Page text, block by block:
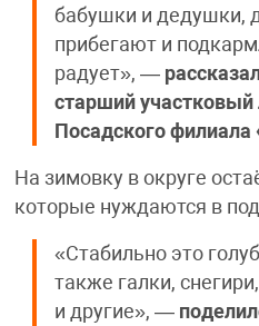
бабушки и дедушки,
прибегают и
радует», —
старший участковый
Посадского
На зимовку в округе
которые нуждаются в
«Стабильно это
также галки,
и другие», —